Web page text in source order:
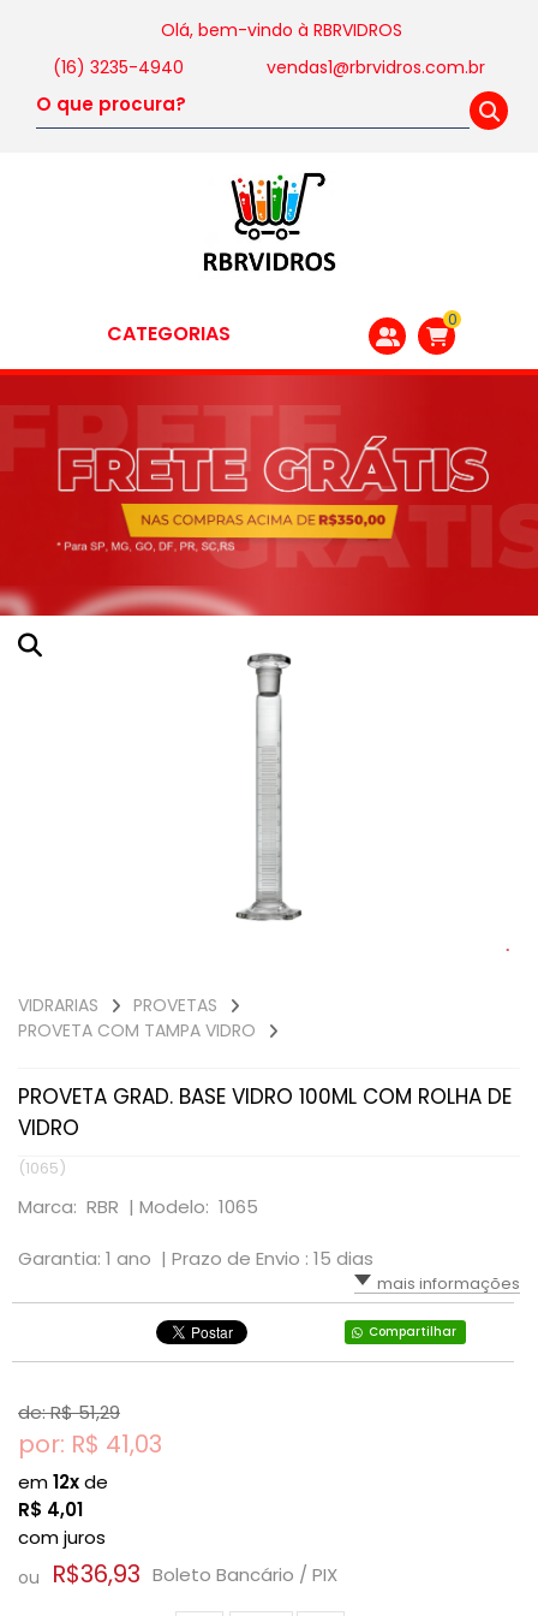
Olá, bem-vindo à RBRVIDROS
(16) 3235-4940
vendas1@rbrvidros.com.br
CATEGORIAS 0
VIDRARIAS
PROVETAS
PROVETA COM TAMPA VIDRO
PROVETA GRAD. BASE VIDRO 100ML COM ROLHA DE
VIDRO
(1065)
Marca: RBR | Modelo: 1065
Garantia: 1 ano | Prazo de Envio : 15 dias
mais informações
Compartilhar
de: R$51,29
por: R$ 41,03
em12xde
R$ 4,01
com juros
ou R$36,93 Boleto Bancário / PIX